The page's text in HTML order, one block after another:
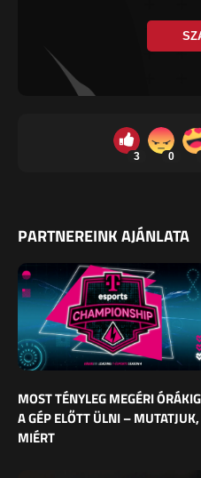
3 0
PARTNEREINK AJÁNLATA
MOST TÉNYLEG MEGÉRI ÓRÁKIG
A GÉP ELŐTT ÜLNI – MUTATJUK,
MIÉRT